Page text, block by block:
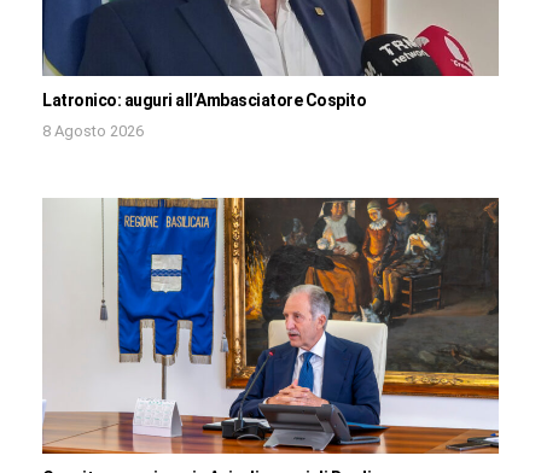
Latronico: auguri all’Ambasciatore Cospito
8 Agosto 2026